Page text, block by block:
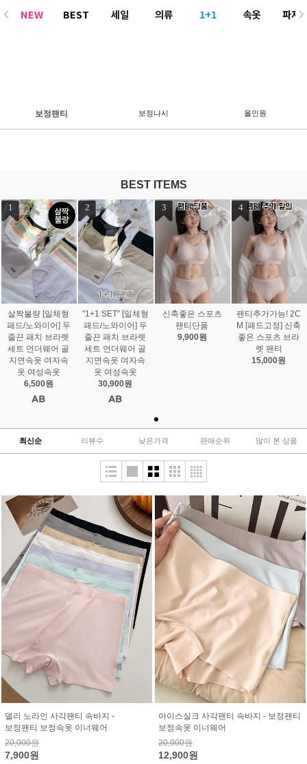
NEW BEST 세일 의류 1+1 속옷
파자
보정팬티 보정나시 올인원
BEST ITEMS
1
살짝불량 [일체형
패드/노와이어] 두
줄끈 패치 브라렛
세트 언더웨어 골
지면속옷 여자속
옷 여성속옷
6,500원
2
"1+1 SET" [일체형
패드/노와이어] 두
줄끈 패치 브라렛
세트 언더웨어 골
지면속옷 여자속
옷 여성속옷
30,900원
3
신축좋은 스포츠
팬티단품
9,900원
4
팬티추가가능! 2C
M [패드고정] 신축
좋은 스포츠 브라
렛 팬티
15,000원
최신순 리뷰수 낮은가격 판매순위 많이 본 상품
델리 노라인 사각팬티 속바지 -
보정팬티 보정속옷 이너웨어
20,000원
7,900원
아이스실크 사각팬티 속바지 - 보정팬티
보정속옷 이너웨어
20,000원
12,900원